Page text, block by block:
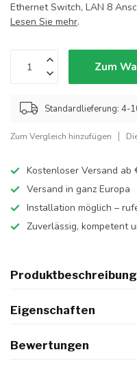
Ethernet Switch, LAN 8
Lesen Sie mehr.
Zum
Standardlieferung: 4-
Zum Vergleich hinzufügen
Kostenloser Versand ab
Versand in ganz Europa
Installation möglich –
Zuverlässig, kompetent
Produktbeschreibung
Eigenschaften
Bewertungen